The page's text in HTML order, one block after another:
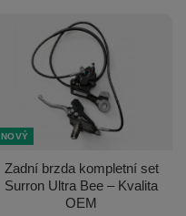
NOVÝ
Zadní brzda kompletní set
Surron Ultra Bee – Kvalita
OEM